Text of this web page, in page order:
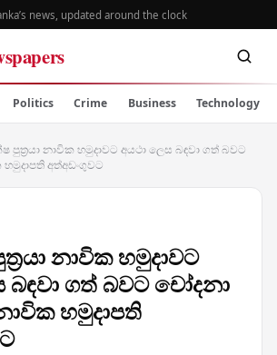
news, updated around the clock
Politics Crime Business Technology
පුත්‍රයා නාවික හමුදාවට අයථා ලෙස බඳවා ගත් බවට
අත්අඩංගුවට
නාවික හමුදාවට
බඳවා ගත් බවට චෝදනා
හමුදාපති